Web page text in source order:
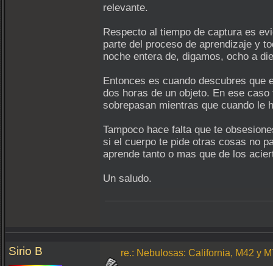
relevante.
Respecto al tiempo de captura es
parte del proceso de aprendizaje y
noche entera de, digamos, ocho a
Entonces es cuando descubres que
dos horas de un objeto. En ese
sobrepasan mientras que cuando le
Tampoco hace falta que te
si el cuerpo te pide otras cosas no
aprende tanto o mas que de los
Un saludo.
Sirio B re.: Nebulosas: California, M42 y